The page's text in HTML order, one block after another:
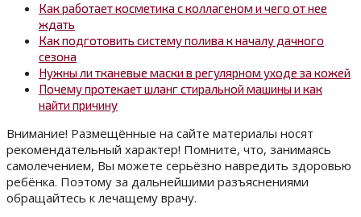
Как работает косметика с коллагеном и чего от нее
ждать
Как подготовить систему полива к началу дачного
сезона
Нужны ли тканевые маски в регулярном уходе за кожей
Почему протекает шланг стиральной машины и как
найти причину
Внимание! Размещённые на сайте материалы носят
рекомендательный характер! Помните, что, занимаясь
самолечением, Вы можете серьёзно навредить здоровью
ребёнка. Поэтому за дальнейшими разъяснениями
обращайтесь к лечащему врачу.